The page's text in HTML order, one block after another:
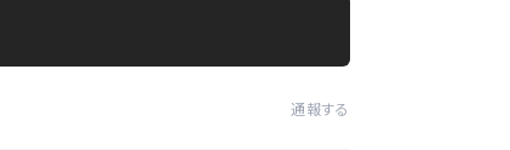
通報する